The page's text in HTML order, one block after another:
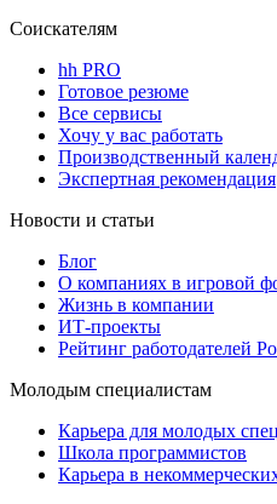
Соискателям
hh PRO
Готовое резюме
Все сервисы
Хочу у вас работать
Производственный
Экспертная рекомендация
Новости и статьи
Блог
О компаниях в игровой
Жизнь в компании
ИТ-проекты
Рейтинг работодателей
Молодым специалистам
Карьера для молодых
Школа программистов
Карьера в